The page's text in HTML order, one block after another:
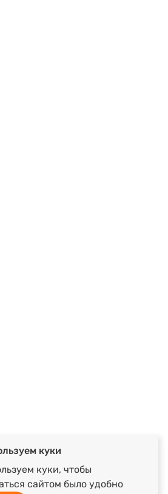
куки
куки, чтобы
сайтом было удобно